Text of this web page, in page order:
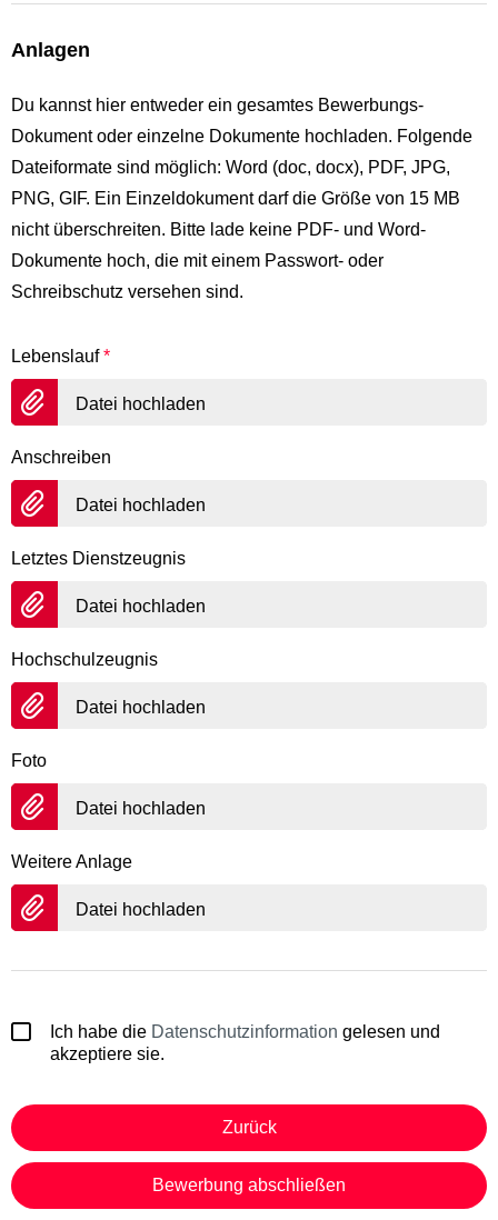
Anlagen
Du kannst hier entweder ein gesamtes Bewerbungs-
Dokument oder einzelne Dokumente hochladen. Folgende
Dateiformate sind möglich: Word (doc, docx), PDF, JPG,
PNG, GIF. Ein Einzeldokument darf die Größe von 15 MB
nicht überschreiten. Bitte lade keine PDF- und Word-
Dokumente hoch, die mit einem Passwort- oder
Schreibschutz versehen sind.
Lebenslauf*
Datei hochladen
Anschreiben
Datei hochladen
Letztes Dienstzeugnis
Datei hochladen
Hochschulzeugnis
Datei hochladen
Foto
Datei hochladen
Weitere Anlage
Datei hochladen
Ich habe die Datenschutzinformation gelesen und
akzeptiere sie.
Zurück
Bewerbung abschließen